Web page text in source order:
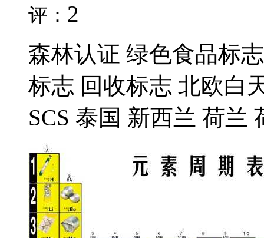
评： 2
森林认证 绿色食品标
标志 回收标志 北欧白
SCS 泰国 新西兰 荷兰